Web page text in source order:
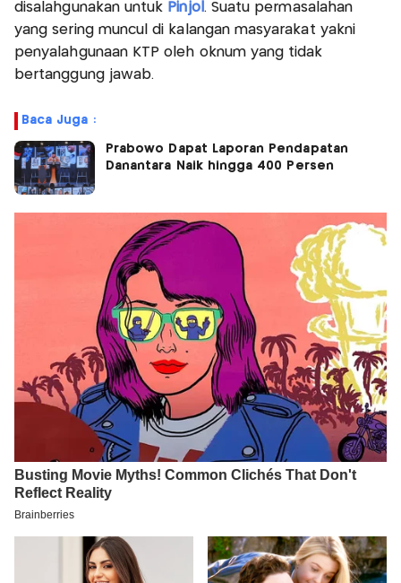
disalahgunakan untuk Pinjol . Suatu permasalahan
yang sering muncul di kalangan masyarakat yakni
penyalahgunaan KTP oleh oknum yang tidak
bertanggung jawab.
Baca Juga :
Prabowo Dapat Laporan Pendapatan
Danantara Naik hingga 400 Persen